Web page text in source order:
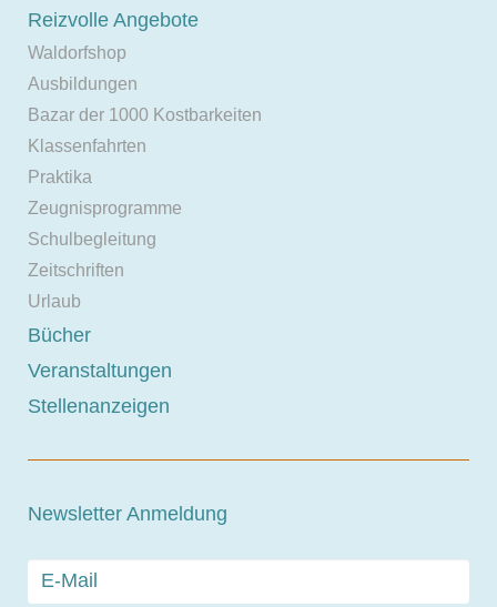
Reizvolle Angebote
Waldorfshop
Ausbildungen
Bazar der 1000 Kostbarkeiten
Klassenfahrten
Praktika
Zeugnisprogramme
Schulbegleitung
Zeitschriften
Urlaub
Bücher
Veranstaltungen
Stellenanzeigen
Newsletter Anmeldung